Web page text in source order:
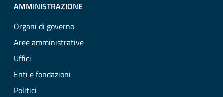
AMMINISTRAZIONE
Organi di governo
Aree amministrative
Uffici
Enti e fondazioni
Politici